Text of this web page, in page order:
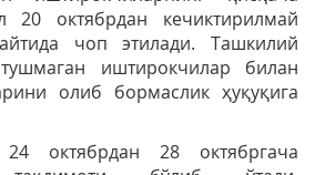
20 октябрдан кечиктирилмай
чоп этилади. Ташкилий
иштирокчилар билан
олиб бормаслик ҳуқуқига
октябрдан 28 октябргача